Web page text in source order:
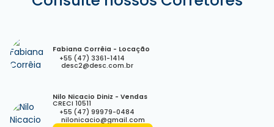
Fabiana Corrêia - Locação
+55 (47) 3361-1414
desc2@desc.com.br
Nilo Nicacio Diniz - Vendas
CRECI 10511
+55 (47) 99979-0484
nilonicacio@gmail.com